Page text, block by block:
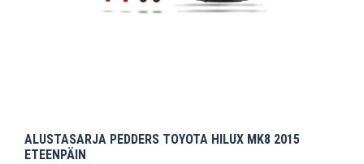
ALUSTASARJA PEDDERS TOYOTA HILUX MK8 2015
ETEENPÄIN